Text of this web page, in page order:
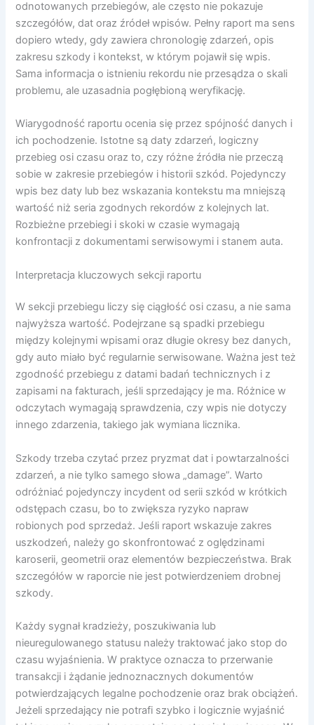
odnotowanych przebiegów, ale często nie pokazuje
szczegółów, dat oraz źródeł wpisów. Pełny raport ma sens
dopiero wtedy, gdy zawiera chronologię zdarzeń, opis
zakresu szkody i kontekst, w którym pojawił się wpis.
Sama informacja o istnieniu rekordu nie przesądza o skali
problemu, ale uzasadnia pogłębioną weryfikację.
Wiarygodność raportu ocenia się przez spójność danych i
ich pochodzenie. Istotne są daty zdarzeń, logiczny
przebieg osi czasu oraz to, czy różne źródła nie przeczą
sobie w zakresie przebiegów i historii szkód. Pojedynczy
wpis bez daty lub bez wskazania kontekstu ma mniejszą
wartość niż seria zgodnych rekordów z kolejnych lat.
Rozbieżne przebiegi i skoki w czasie wymagają
konfrontacji z dokumentami serwisowymi i stanem auta.
Interpretacja kluczowych sekcji raportu
W sekcji przebiegu liczy się ciągłość osi czasu, a nie sama
najwyższa wartość. Podejrzane są spadki przebiegu
między kolejnymi wpisami oraz długie okresy bez danych,
gdy auto miało być regularnie serwisowane. Ważna jest też
zgodność przebiegu z datami badań technicznych i z
zapisami na fakturach, jeśli sprzedający je ma. Różnice w
odczytach wymagają sprawdzenia, czy wpis nie dotyczy
innego zdarzenia, takiego jak wymiana licznika.
Szkody trzeba czytać przez pryzmat dat i powtarzalności
zdarzeń, a nie tylko samego słowa „damage”. Warto
odróżniać pojedynczy incydent od serii szkód w krótkich
odstępach czasu, bo to zwiększa ryzyko napraw
robionych pod sprzedaż. Jeśli raport wskazuje zakres
uszkodzeń, należy go skonfrontować z oględzinami
karoserii, geometrii oraz elementów bezpieczeństwa. Brak
szczegółów w raporcie nie jest potwierdzeniem drobnej
szkody.
Każdy sygnał kradzieży, poszukiwania lub
nieuregulowanego statusu należy traktować jako stop do
czasu wyjaśnienia. W praktyce oznacza to przerwanie
transakcji i żądanie jednoznacznych dokumentów
potwierdzających legalne pochodzenie oraz brak obciążeń.
Jeżeli sprzedający nie potrafi szybko i logicznie wyjaśnić